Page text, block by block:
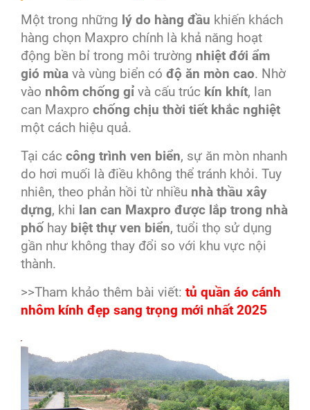
Một trong những lý do hàng đầu khiến khách
hàng chọn Maxpro chính là khả năng hoạt
động bền bỉ trong môi trường nhiệt đới ẩm
gió mùa và vùng biển có độ ăn mòn cao. Nhờ
vào nhôm chống gỉ và cấu trúc kín khít, lan
can Maxpro chống chịu thời tiết khắc nghiệt
một cách hiệu quả.
Tại các công trình ven biển, sự ăn mòn nhanh
do hơi muối là điều không thể tránh khỏi. Tuy
nhiên, theo phản hồi từ nhiều nhà thầu xây
dựng, khi lan can Maxpro được lắp trong nhà
phố hay biệt thự ven biển, tuổi thọ sử dụng
gần như không thay đổi so với khu vực nội
thành.
>>Tham khảo thêm bài viết: tủ quần áo cánh
nhôm kính đẹp sang trọng mới nhất 2025